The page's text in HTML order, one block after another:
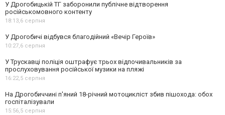
У Дрогобицькій ТГ заборонили публічне відтворення
російськомовного контенту
18:13,6 серпня
У Дрогобичі відбувся благодійний «Вечір Героїв»
10:27,6 серпня
У Трускавці поліція оштрафує трьох відпочивальників за
прослуховування російської музики на пляжі
16:22,5 серпня
На Дрогобиччині п'яний 18-річний мотоцикліст збив пішохода: обох
госпіталізували
15:56,5 серпня